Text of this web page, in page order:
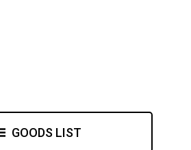
GOODS LIST